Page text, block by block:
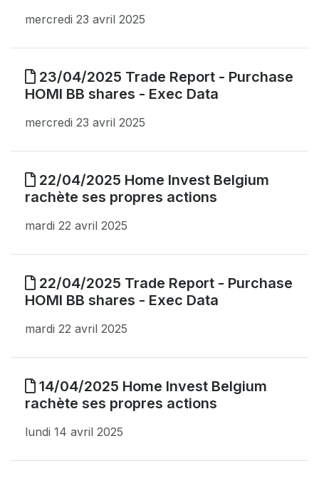
mercredi 23 avril 2025
23/04/2025 Trade Report - Purchase
HOMI BB shares - Exec Data
mercredi 23 avril 2025
22/04/2025 Home Invest Belgium
rachète ses propres actions
mardi 22 avril 2025
22/04/2025 Trade Report - Purchase
HOMI BB shares - Exec Data
mardi 22 avril 2025
14/04/2025 Home Invest Belgium
rachète ses propres actions
lundi 14 avril 2025